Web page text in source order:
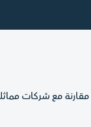
مقارنة مع شركات